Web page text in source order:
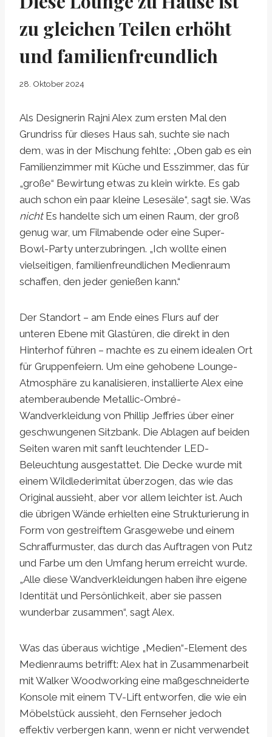
zu gleichen Teilen erhöht
und familienfreundlich
28. Oktober 2024
Als Designerin Rajni Alex zum ersten Mal den
Grundriss für dieses Haus sah, suchte sie nach
dem, was in der Mischung fehlte: „Oben gab es ein
Familienzimmer mit Küche und Esszimmer, das für
„große“ Bewirtung etwas zu klein wirkte. Es gab
auch schon ein paar kleine Lesesäle“, sagt sie. Was
nicht Es handelte sich um einen Raum, der groß
genug war, um Filmabende oder eine Super-
Bowl-Party unterzubringen. „Ich wollte einen
vielseitigen, familienfreundlichen Medienraum
schaffen, den jeder genießen kann.“
Der Standort – am Ende eines Flurs auf der
unteren Ebene mit Glastüren, die direkt in den
Hinterhof führen – machte es zu einem idealen Ort
für Gruppenfeiern. Um eine gehobene Lounge-
Atmosphäre zu kanalisieren, installierte Alex eine
atemberaubende Metallic-Ombré-
Wandverkleidung von Phillip Jeffries über einer
geschwungenen Sitzbank. Die Ablagen auf beiden
Seiten waren mit sanft leuchtender LED-
Beleuchtung ausgestattet. Die Decke wurde mit
einem Wildlederimitat überzogen, das wie das
Original aussieht, aber vor allem leichter ist. Auch
die übrigen Wände erhielten eine Strukturierung in
Form von gestreiftem Grasgewebe und einem
Schraffurmuster, das durch das Auftragen von Putz
und Farbe um den Umfang herum erreicht wurde.
„Alle diese Wandverkleidungen haben ihre eigene
Identität und Persönlichkeit, aber sie passen
wunderbar zusammen“, sagt Alex.
Was das überaus wichtige „Medien“-Element des
Medienraums betrifft: Alex hat in Zusammenarbeit
mit Walker Woodworking eine maßgeschneiderte
Konsole mit einem TV-Lift entworfen, die wie ein
Möbelstück aussieht, den Fernseher jedoch
effektiv verbergen kann, wenn er nicht verwendet